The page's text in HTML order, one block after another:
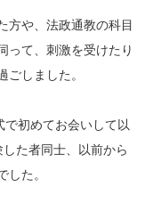
方や、法政通教の科目
って、刺激を受けたり
しました。
初めてお会いして以
た者同士、以前から
た。